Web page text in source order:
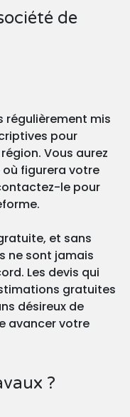
de
régulièrement mis
pour
Vous aurez
figurera votre
le pour
et sans
ne sont jamais
Les devis qui
gratuites
désireux de
avancer votre
?